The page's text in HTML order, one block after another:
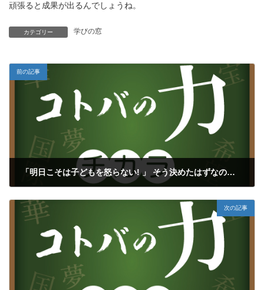
頑張ると成果が出るんでしょうね。
カテゴリー 学びの窓
前の記事
「明日こそは子どもを怒らない! 」 そう決めたはずなのに（子育てシリーズ㉑）
次の記事